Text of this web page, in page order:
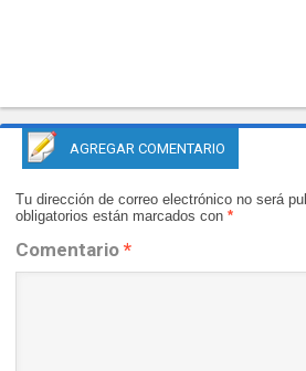
AGREGAR COMENTARIO
Tu dirección de correo electrónico no será
obligatorios están marcados con *
Comentario *